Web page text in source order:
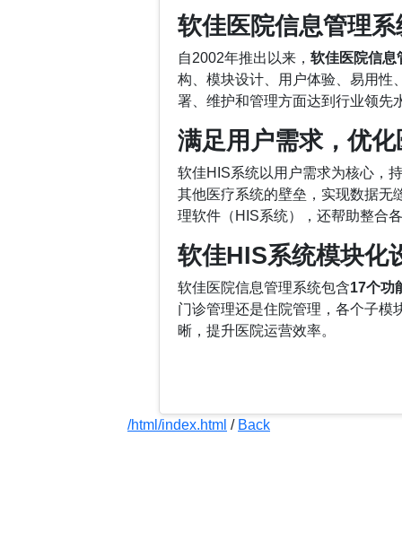
软佳医院信息管理
自2002年推出以来， 软佳医院信息
构、模块设计、用户体验、易用性
署、维护和管理方面达到行业领先
满足用户需求，优
软佳HIS系统以用户需求为核心，
其他医疗系统的壁垒，实现数据无
理软件（HIS系统），还帮助整合
软佳HIS系统模块化
软佳医院信息管理系统包含17个功
门诊管理还是住院管理，各个子模
晰，提升医院运营效率。
/html/index.html / Back